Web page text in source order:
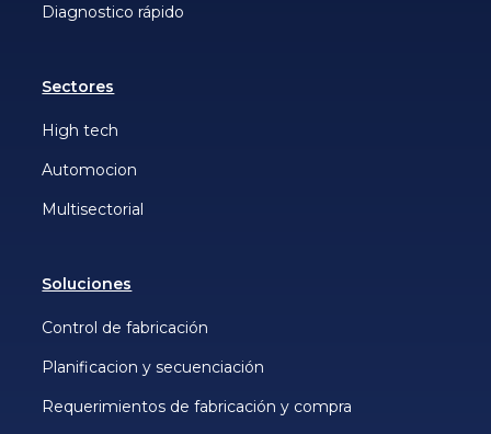
Diagnostico rápido
Sectores
High tech
Automocion
Multisectorial
Soluciones
Control de fabricación
Planificacion y secuenciación
Requerimientos de fabricación y compra